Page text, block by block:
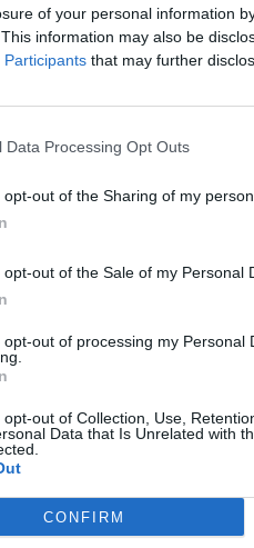
of your personal information
information may also be
Participants that may further
Data Processing Opt Outs
opt-out of the Sharing of my
opt-out of the Sale of my Personal
opt-out of processing my Personal
opt-out of Collection, Use,
Data that Is Unrelated with
CONFIRM